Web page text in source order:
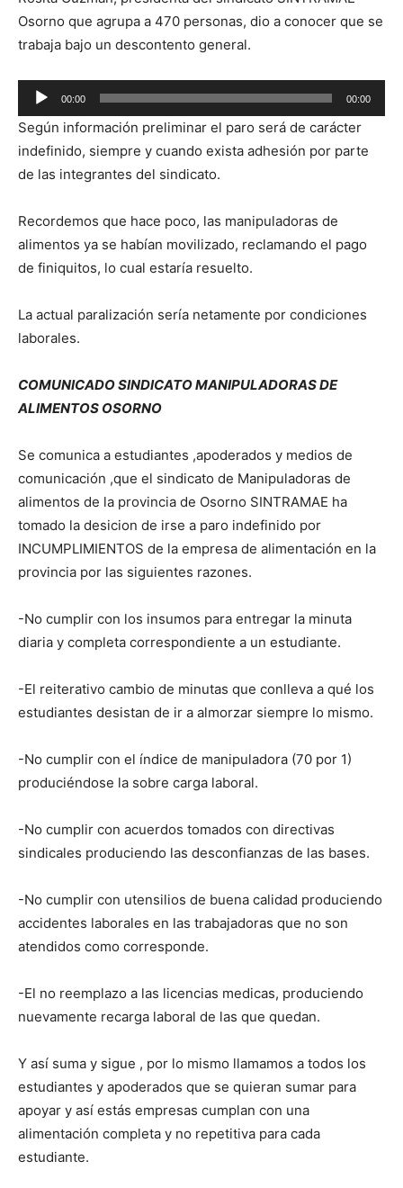
Osorno que agrupa a 470 personas, dio a conocer que se
trabaja bajo un descontento general.
Reproductor
de
audio
00:00 00:00
Según información preliminar el paro será de carácter
indefinido, siempre y cuando exista adhesión por parte
de las integrantes del sindicato.
Recordemos que hace poco, las manipuladoras de
alimentos ya se habían movilizado, reclamando el pago
de finiquitos, lo cual estaría resuelto.
La actual paralización sería netamente por condiciones
laborales.
COMUNICADO SINDICATO MANIPULADORAS DE
ALIMENTOS OSORNO
Se comunica a estudiantes ,apoderados y medios de
comunicación ,que el sindicato de Manipuladoras de
alimentos de la provincia de Osorno SINTRAMAE ha
tomado la desicion de irse a paro indefinido por
INCUMPLIMIENTOS de la empresa de alimentación en la
provincia por las siguientes razones.
-No cumplir con los insumos para entregar la minuta
diaria y completa correspondiente a un estudiante.
-El reiterativo cambio de minutas que conlleva a qué los
estudiantes desistan de ir a almorzar siempre lo mismo.
-No cumplir con el índice de manipuladora (70 por 1)
produciéndose la sobre carga laboral.
-No cumplir con acuerdos tomados con directivas
sindicales produciendo las desconfianzas de las bases.
-No cumplir con utensilios de buena calidad produciendo
accidentes laborales en las trabajadoras que no son
atendidos como corresponde.
-El no reemplazo a las licencias medicas, produciendo
nuevamente recarga laboral de las que quedan.
Y así suma y sigue , por lo mismo llamamos a todos los
estudiantes y apoderados que se quieran sumar para
apoyar y así estás empresas cumplan con una
alimentación completa y no repetitiva para cada
estudiante.